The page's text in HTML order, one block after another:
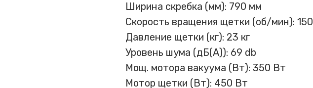
Ширина скребка (мм): 790 мм
Скорость вращения щетки (об/мин):
Давление щетки (кг): 23 кг
Уровень шума (дБ(А)): 69 db
Мощ. мотора вакуума (Вт): 350 Вт
Мотор щетки (Вт): 450 Вт